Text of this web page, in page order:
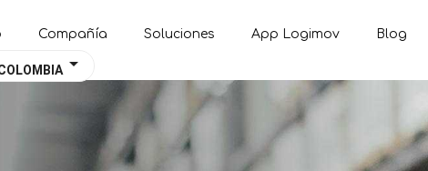
Compañía Soluciones App Logimov Blog
arrow_drop_down